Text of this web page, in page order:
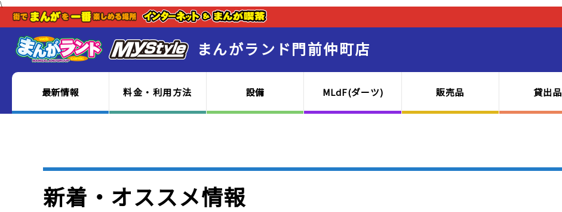
\
まんがランド門前仲町店
最新情報 料金・利用方法 設備 MLdF(ダーツ) 販売品 貸出品
新着・オススメ情報